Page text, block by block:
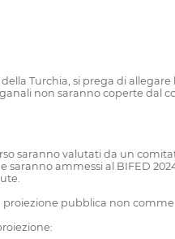
Turchia, si prega di
non saranno coperte dal
saranno valutati da un
saranno ammessi al BIFED
pubblica non